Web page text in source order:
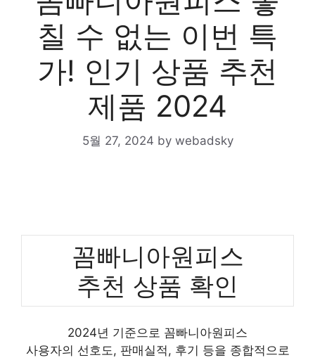
칠 수 없는 이번 특
가! 인기 상품 추천
제품 2024
5월 27, 2024 by webadsky
꼼빠니아원피스
추천 상품 확인
2024년 기준으로 꼼빠니아원피스
사용자의 선호도, 판매실적, 후기 등을 종합적으로